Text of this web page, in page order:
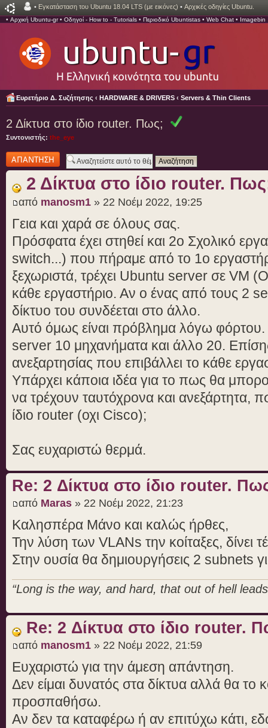
• Εγκατάσταση του Ubuntu 18.04 LTS (με εικόνες) • Αρχικές οδηγίες Ubuntu.
• Αρχική Ubuntu-gr• Οδηγοί - How to - Tutorials • Περιοδικό Ubuntistas • Web Chat • Imagebin
Ευρετήριο Δ. Συζήτησης ‹ HARDWARE & DRIVERS ‹ Servers & Thin Clients
2 Δίκτυα στο ίδιο router. Πως;
Συντονιστής: the_eye
Δημιουργία
απάντησης
2 Δίκτυα στο ίδιο router.
από manosm1 » 22 Νοέμ 2022, 19:25
Γεια και χαρά σε όλους σας.
Πρόσφατα έχει στηθεί και 2ο Σχολικό
switch...) που πήραμε από το 1ο
ξεχωριστά, τρέχει Ubuntu server σε VM
κάθε εργαστήριο. Αν ο ένας από τους 2
δίκτυο του συνδέεται στο άλλο.
Αυτό όμως είναι πρόβλημα λόγω
server 10 μηχανήματα και άλλο 20. Επίσης
ανεξαρτησίας που επιβάλλει το κάθε
Υπάρχει κάποια ιδέα για το πως θα
να τρέχουν ταυτόχρονα και ανεξάρτητα,
ίδιο router (οχι Cisco);
Σας ευχαριστώ θερμά.
Re: 2 Δίκτυα στο ίδιο router.
από Maras » 22 Νοέμ 2022, 21:23
Καλησπέρα Μάνο και καλώς ήρθες,
Την λύση των VLANs την κοίταξες, δίνει
Στην ουσία θα δημιουργήσεις 2 subnets
“Long is the way, and hard, that out of hell
Re: 2 Δίκτυα στο ίδιο router.
από manosm1 » 22 Νοέμ 2022, 21:59
Ευχαριστώ για την άμεση απάντηση.
Δεν είμαι δυνατός στα δίκτυα αλλά θα το
προσπαθήσω.
Αν δεν τα καταφέρω ή αν επιτύχω κάτι,